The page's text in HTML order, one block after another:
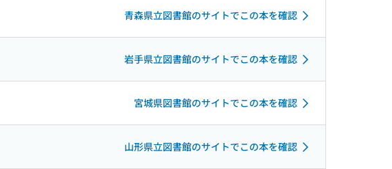
青森県立図書館のサイトでこの本を確認
岩手県立図書館のサイトでこの本を確認
宮城県図書館のサイトでこの本を確認
山形県立図書館のサイトでこの本を確認